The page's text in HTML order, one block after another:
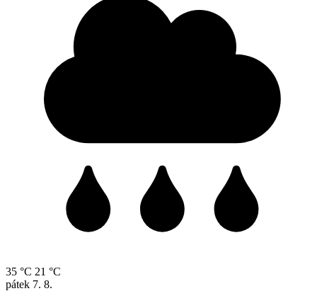
35 °C 21 °C
pátek 7. 8.